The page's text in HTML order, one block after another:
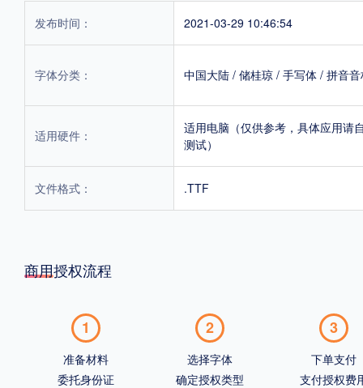
发布时间： 2021-03-29 10:46:54
字体分类： 中国大陆 / 储桂琼 / 手写体 / 拼音
适用硬件：
适用电脑（仅供参考，具体应用请
测试）
文件格式： .TTF
商用授权流程
1
准备材料
委托身份证
2
选择字体
确定授权类型
3
下单支付
支付授权费